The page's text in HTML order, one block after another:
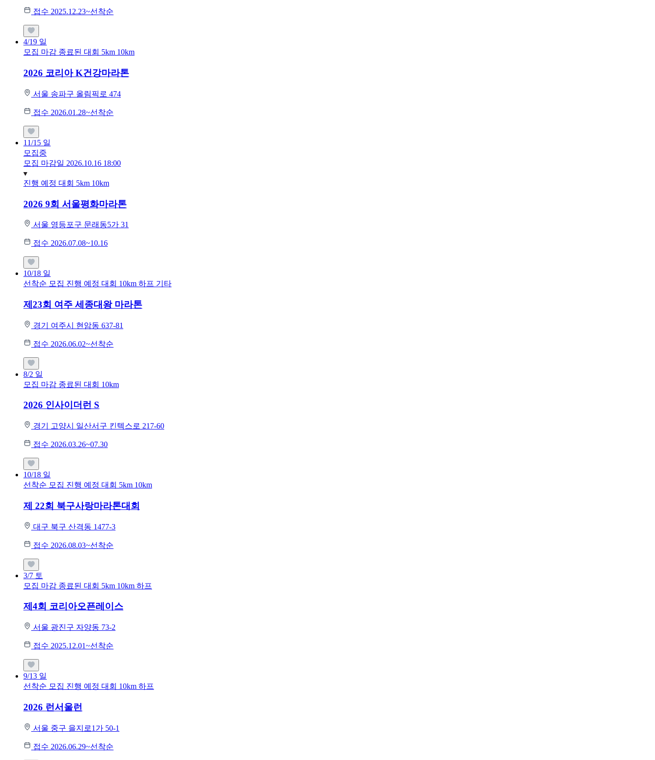
접수 2025.12.23~선착순
4/19 일
모집 마감 종료된 대회 5km 10km
2026 코리아 K건강마라톤
서울 송파구 올림픽로 474
접수 2026.01.28~선착순
11/15 일
모집중
모집 마감일 2026.10.16 18:00
진행 예정 대회 5km 10km
2026 9회 서울평화마라톤
서울 영등포구 문래동5가 31
접수 2026.07.08~10.16
10/18 일
선착순 모집 진행 예정 대회 10km 하프 기타
제23회 여주 세종대왕 마라톤
경기 여주시 현암동 637-81
접수 2026.06.02~선착순
8/2 일
모집 마감 종료된 대회 10km
2026 인사이더런 S
경기 고양시 일산서구 킨텍스로 217-60
접수 2026.03.26~07.30
10/18 일
선착순 모집 진행 예정 대회 5km 10km
제 22회 북구사랑마라톤대회
대구 북구 산격동 1477-3
접수 2026.08.03~선착순
3/7 토
모집 마감 종료된 대회 5km 10km 하프
제4회 코리아오픈레이스
서울 광진구 자양동 73-2
접수 2025.12.01~선착순
9/13 일
선착순 모집 진행 예정 대회 10km 하프
2026 런서울런
서울 중구 을지로1가 50-1
접수 2026.06.29~선착순